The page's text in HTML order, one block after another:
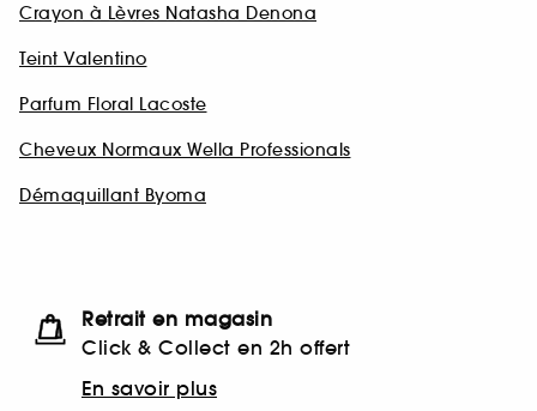
Crayon à Lèvres Natasha Denona
Teint Valentino
Parfum Floral Lacoste
Cheveux Normaux Wella Professionals
Démaquillant Byoma
Retrait en magasin
Click & Collect en 2h offert
En savoir plus